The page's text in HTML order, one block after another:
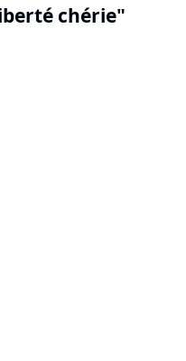
chérie"